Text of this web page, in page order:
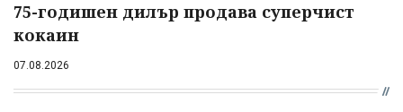
75-годишен дилър продава суперчист
кокаин
07.08.2026